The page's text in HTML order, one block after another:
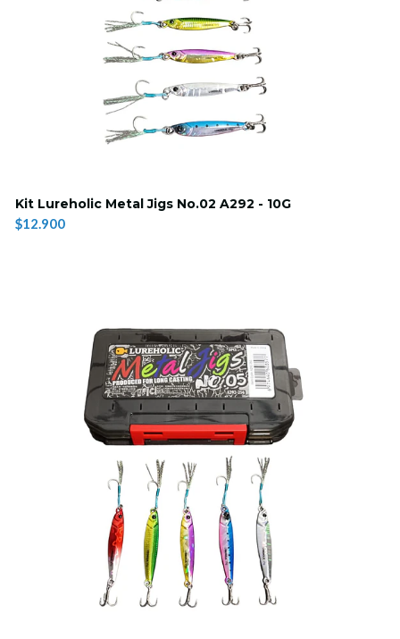
Kit Lureholic Metal Jigs No.02 A292 - 10G
$12.900